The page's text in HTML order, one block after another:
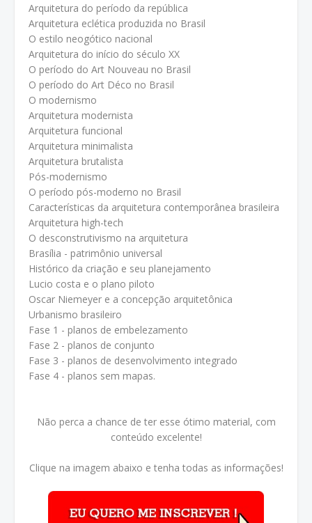
Arquitetura do período da república
Arquitetura eclética produzida no Brasil
O estilo neogótico nacional
Arquitetura do início do século XX
O período do Art Nouveau no Brasil
O período do Art Déco no Brasil
O modernismo
Arquitetura modernista
Arquitetura funcional
Arquitetura minimalista
Arquitetura brutalista
Pós-modernismo
O período pós-moderno no Brasil
Características da arquitetura contemporânea brasileira
Arquitetura high-tech
O desconstrutivismo na arquitetura
Brasília - patrimônio universal
Histórico da criação e seu planejamento
Lucio costa e o plano piloto
Oscar Niemeyer e a concepção arquitetônica
Urbanismo brasileiro
Fase 1 - planos de embelezamento
Fase 2 - planos de conjunto
Fase 3 - planos de desenvolvimento integrado
Fase 4 - planos sem mapas.
Não perca a chance de ter esse ótimo material, com
conteúdo excelente!
Clique na imagem abaixo e tenha todas as informações!